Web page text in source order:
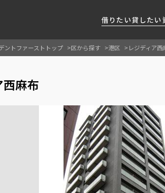
借りたい貸したい
するサービスをご紹介します
採
ニ
お
駅
地
キ
プランをご提案します
CHANNEL
住まいと暮らしの探しに関わる
住
ービスをご紹介します
ご
お
よ
ントファーストトップ 区から探す 港区 レジディア西
西麻布